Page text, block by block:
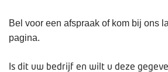
Bel voor een afspraak of kom bij ons
pagina.
Is dit uw bedrijf en wilt u deze